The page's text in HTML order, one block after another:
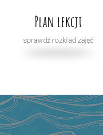
Plan lekcji
sprawdź rozkład zajęć